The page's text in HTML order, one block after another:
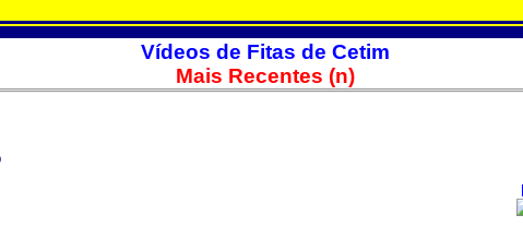
Vídeos de Fitas de Cetim
Mais Recentes (n)